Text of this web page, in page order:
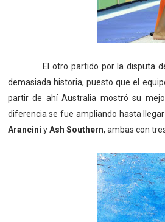
El otro partido por la disputa del
demasiada historia, puesto que el
partir de ahí Australia mostró su
diferencia se fue ampliando hasta
Arancini yAsh Southern, ambas con